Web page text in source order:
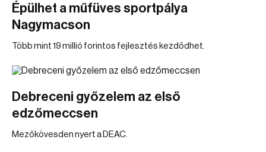
Épülhet a műfüves sportpálya
Nagymacson
Több mint 19 millió forintos fejlesztés kezdődhet.
Debreceni győzelem az első
edzőmeccsen
Mezőkövesden nyert a DEAC.